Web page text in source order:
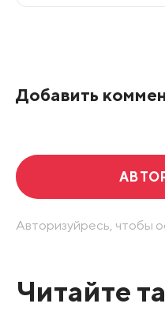
Добавить
Авторизуйресь, чтобы
Читайте